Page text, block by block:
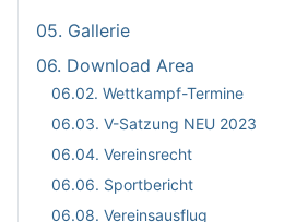
05. Gallerie
06. Download Area
06.02. Wettkampf-Termine
06.03. V-Satzung NEU 2023
06.04. Vereinsrecht
06.06. Sportbericht
06.08. Vereinsausflug